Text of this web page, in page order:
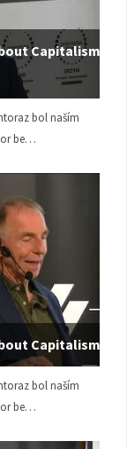
Capitalism |
bol naším
be…
Capitalism
bol naším
be…